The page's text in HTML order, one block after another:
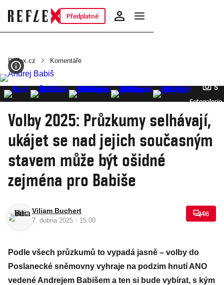
Předplatné
Reflex.cz Komentáře
5
Fotogalerie
Volby 2025: Průzkumy selhávají,
ukájet se nad jejich současným
stavem může být ošidné
zejména pro Babiše
Viliam Buchert
7. dubna 2025 · 15:00
46
Podle všech průzkumů to vypadá jasně – volby do
Poslanecké sněmovny vyhraje na podzim hnutí ANO
vedené Andrejem Babišem a ten si bude vybírat, s kým